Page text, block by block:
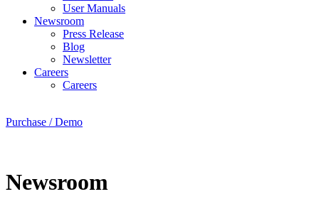
User Manuals
Newsroom
Press Release
Blog
Newsletter
Careers
Careers
Purchase / Demo
Newsroom